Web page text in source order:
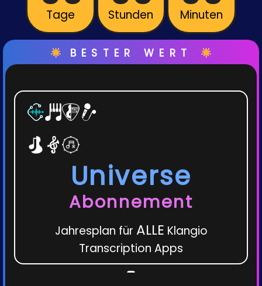
Tage Stunden Minuten
BESTER WERT
Universe
Abonnement
Jahresplan für ALLE Klangio
Transcription Apps
-